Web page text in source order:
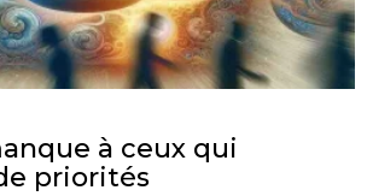
à ceux qui
priorités